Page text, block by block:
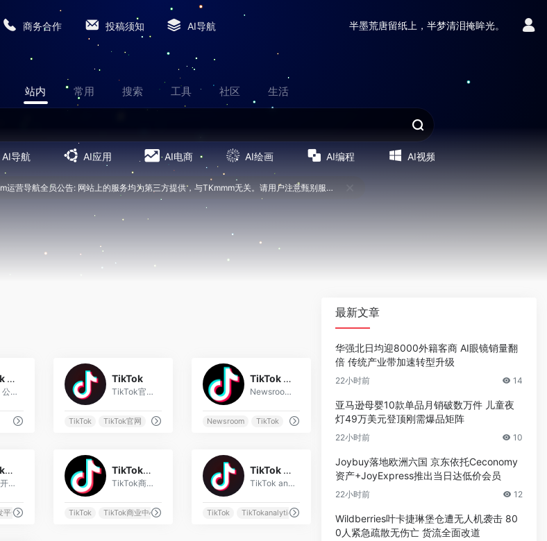
商务合作 投稿须知 AI导航 半墨荒唐留纸上，半梦清泪掩眸光。
站内 常用 搜索 工具 社区 生活
AI导航 AI应用 AI电商 AI绘画 AI编程 AI视频
TKmmm运营导航全员公告: 网站上的服务均为第三方提供，与TKmmm无关。请用户注意甄别服务质量，避免上当受骗! (07/19)
TikTok 公益网站
TikTok 公益网站
TikTok
TikTok官方平台，也就是海外版抖音！
TikTok TikTok官网
TikTok 资讯网（Newsroom）
Newsroom是Tiktok官方资讯网站。
Newsroom TikTok
TikTok开发人员平台
TikTok开发平台是给TikTok开发人员看各个接口的地方。
平台
TikTok商业中心
TikTok商业中心可以管理多个TikTOK账号。
TikTok TikTok商业中心
TikTok Analytics
TikTok analytics是TikTok官方提供的分析自己视频数据的工具。
TikTok TikTokanalytics
最新文章
华强北日均迎8000外籍客商 AI眼镜销量翻
倍 传统产业带加速转型升级
22小时前 14
亚马逊母婴10款单品月销破数万件 儿童夜
灯49万美元登顶刚需爆品矩阵
22小时前 10
Joybuy落地欧洲六国 京东依托Ceconomy
资产+JoyExpress推出当日达低价会员
22小时前 12
Wildberries叶卡捷琳堡仓遭无人机袭击 80
0人紧急疏散无伤亡 货流全面改道